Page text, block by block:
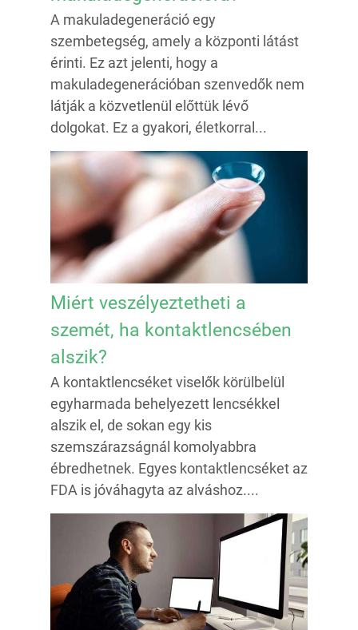
A makuladegeneráció egy
szembetegség, amely a központi látást
érinti. Ez azt jelenti, hogy a
makuladegenerációban szenvedők nem
látják a közvetlenül előttük lévő
dolgokat. Ez a gyakori, életkorral...
Miért veszélyeztetheti a
szemét, ha kontaktlencsében
alszik?
A kontaktlencséket viselők körülbelül
egyharmada behelyezett lencsékkel
alszik el, de sokan egy kis
szemszárazságnál komolyabbra
ébredhetnek. Egyes kontaktlencséket az
FDA is jóváhagyta az alváshoz....